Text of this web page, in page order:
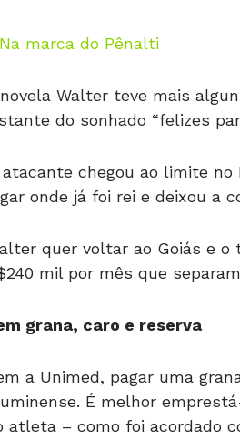
Walter teve mais
do sonhado “felizes
atacante chegou ao limite no
onde já foi rei e deixou a
quer voltar ao Goiás e o
mil por mês que
grana, caro e reserva
a Unimed, pagar uma
É melhor
atleta – como foi acordado